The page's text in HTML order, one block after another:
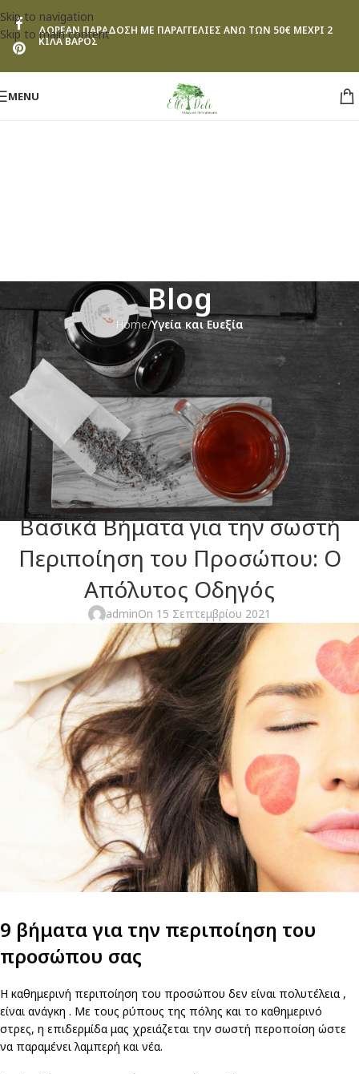
Skip to navigation
Skip to main content
ΔΩΡΕΑΝ ΠΑΡΑΔΟΣΗ ΜΕ ΠΑΡΑΓΓΕΛΙΕΣ ΑΝΩ ΤΩΝ 50€ ΜΕΧΡΙ 2
ΚΙΛΑ ΒΑΡΟΣ
MENU
Blog
Home/Υγεία και Ευεξία
ΥΓΕΊΑ ΚΑΙ ΕΥΕΞΊΑ
Βασικά Βήματα για την σωστή
Περιποίηση του Προσώπου: Ο
Απόλυτος Οδηγός
adminOn 15 Σεπτεμβρίου 2021
9 βήματα για την περιποίηση του
προσώπου σας
Η καθημερινή περιποίηση του προσώπου δεν είναι πολυτέλεια ,
είναι ανάγκη . Με τους ρύπους της πόλης και το καθημερινό
στρες, η επιδερμίδα μας χρειάζεται την σωστή περοποίση ώστε
να παραμένει λαμπερή και νέα.